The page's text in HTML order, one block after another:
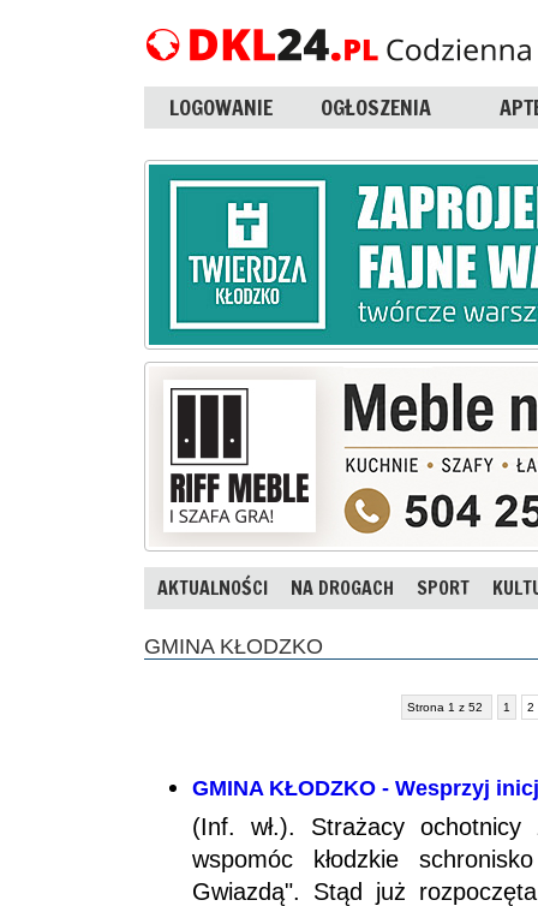
LOGOWANIE OGŁOSZENIA
AKTUALNOŚCI NA DROGACH SPORT
GMINA KŁODZKO
Strona 1 z 52 1 2
GMINA KŁODZKO - Wesprzyj
(Inf. wł.). Strażacy
wspomóc kłodzkie
Gwiazdą". Stąd już